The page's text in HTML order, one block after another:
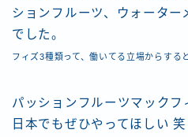
ションフルーツ、ウォータ
でした。
フィズ3種類って、働いてる立場からする
パッションフルーツマックフ
日本でもぜひやってほしい 笑